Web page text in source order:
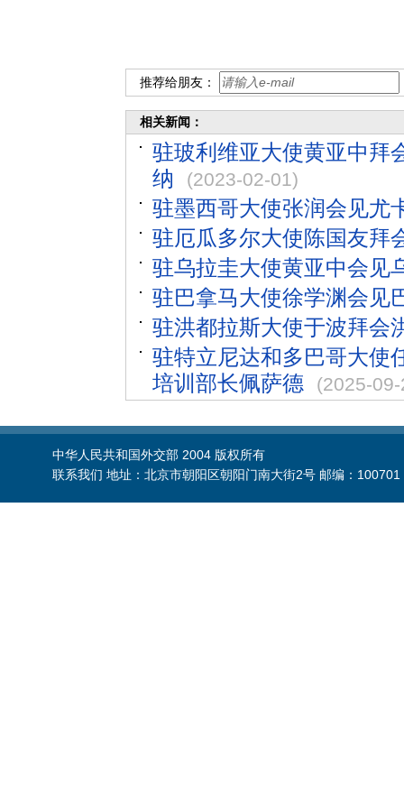
推荐给朋友：
相关新闻：
驻玻利维亚大使黄亚中拜
纳
(2023-02-01)
驻墨西哥大使张润会见尤
驻厄瓜多尔大使陈国友拜
驻乌拉圭大使黄亚中会见
驻巴拿马大使徐学渊会见
驻洪都拉斯大使于波拜会
驻特立尼达和多巴哥大使
培训部长佩萨德
(2025-
中华人民共和国外交部 2004 版权所有
联系我们 地址：北京市朝阳区朝阳门南大街2号 邮编：